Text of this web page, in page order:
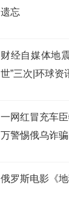
遗忘
财经自媒体地
世”三次|环球资
一网红冒充车
万警惕俄乌诈骗
俄罗斯电影《地